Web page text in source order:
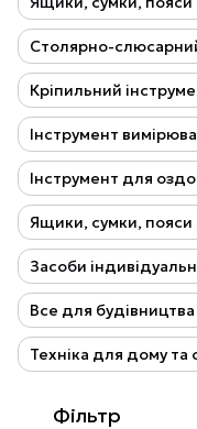
Столярно-
Кріпильний
Інструмент
Інструмент для
Ящики, сумки, пояси
Засоби
Все для
Техніка для дому та
Фільтр